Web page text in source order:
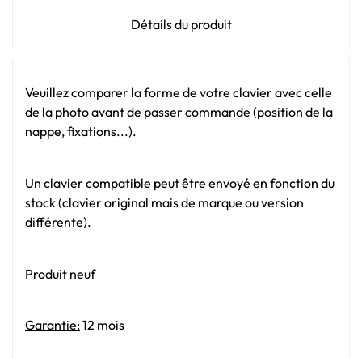
Détails du produit
Veuillez comparer la forme de votre clavier avec celle
de la photo avant de passer commande (position de la
nappe, fixations...).
Un clavier compatible peut être envoyé en fonction du
stock (clavier original mais de marque ou version
différente).
Produit neuf
Garantie:12 mois